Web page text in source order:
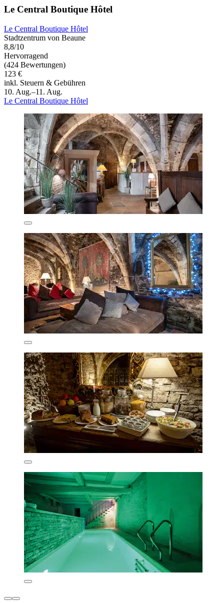
Le Central Boutique Hôtel
Le Central Boutique Hôtel
Stadtzentrum von Beaune
8,8/10
Hervorragend
(424 Bewertungen)
123 €
inkl. Steuern & Gebühren
10. Aug.–11. Aug.
Le Central Boutique Hôtel